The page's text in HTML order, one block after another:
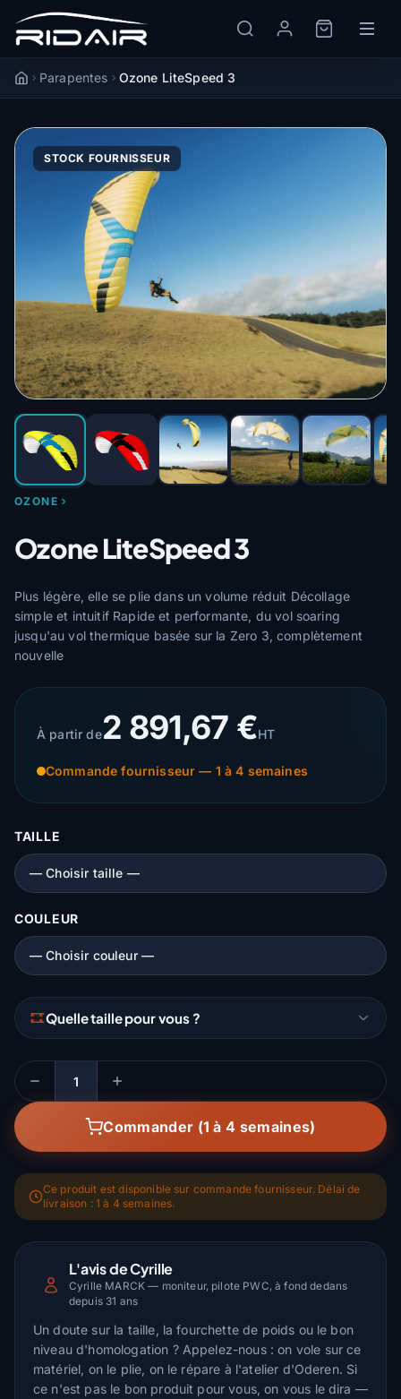
AccueilParapentes Ozone LiteSpeed 3
STOCK FOURNISSEUR
OZONE
Ozone LiteSpeed 3
Plus légère, elle se plie dans un volume réduit Décollage
simple et intuitif Rapide et performante, du vol soaring
jusqu'au vol thermique basée sur la Zero 3, complètement
nouvelle
À partir de2 891,67 €HT
Commande fournisseur — 1 à 4 semaines
TAILLE
COULEUR
Quelle taille pour vous ?
Quantité
Commander (1 à 4 semaines)
Ce produit est disponible sur commande fournisseur. Délai de
livraison : 1 à 4 semaines.
L'avis de Cyrille
Cyrille MARCK — moniteur, pilote PWC, à fond dedans
depuis 31 ans
Un doute sur la taille, la fourchette de poids ou le bon
niveau d'homologation ? Appelez-nous : on vole sur ce
matériel, on le plie, on le répare à l'atelier d'Oderen. Si
ce n'est pas le bon produit pour vous, on vous le dira —